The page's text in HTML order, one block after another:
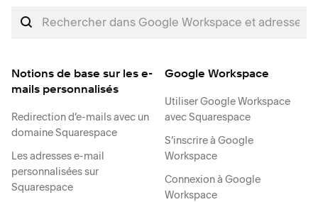
Notions de base sur les e-
mails personnalisés
Redirection d’e-mails avec un
domaine Squarespace
Les adresses e-mail
personnalisées sur
Squarespace
Google Workspace
Utiliser Google Workspace
avec Squarespace
S’inscrire à Google
Workspace
Connexion à Google
Workspace